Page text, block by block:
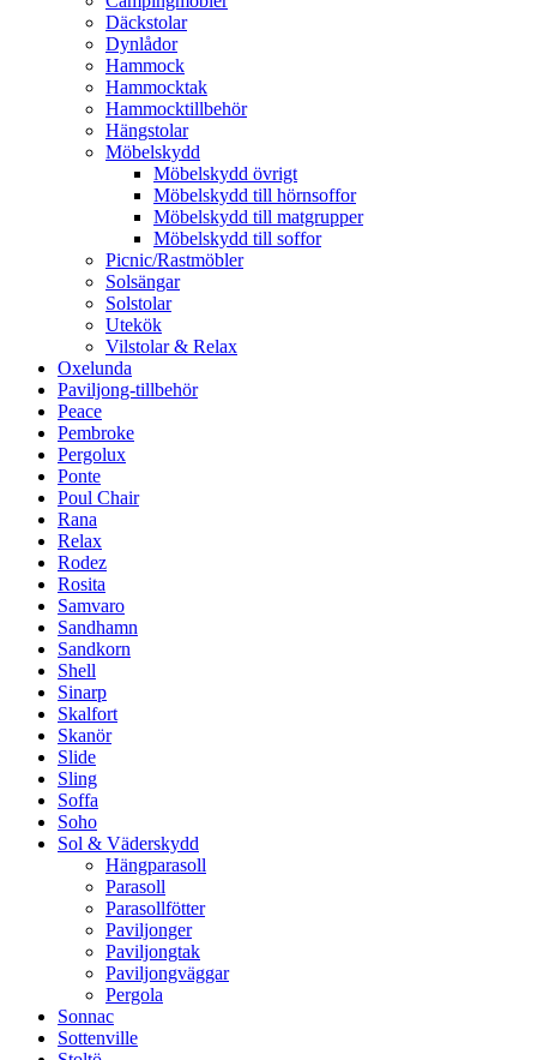
Däckstolar
Dynlådor
Hammock
Hammocktak
Hammocktillbehör
Hängstolar
Möbelskydd
Möbelskydd övrigt
Möbelskydd till hörnsoffor
Möbelskydd till matgrupper
Möbelskydd till soffor
Picnic/Rastmöbler
Solsängar
Solstolar
Utekök
Vilstolar & Relax
Oxelunda
Paviljong-tillbehör
Peace
Pembroke
Pergolux
Ponte
Poul Chair
Rana
Relax
Rodez
Rosita
Samvaro
Sandhamn
Sandkorn
Shell
Sinarp
Skalfort
Skanör
Slide
Sling
Soffa
Soho
Sol & Väderskydd
Hängparasoll
Parasoll
Parasollfötter
Paviljonger
Paviljongtak
Paviljongväggar
Pergola
Sonnac
Sottenville